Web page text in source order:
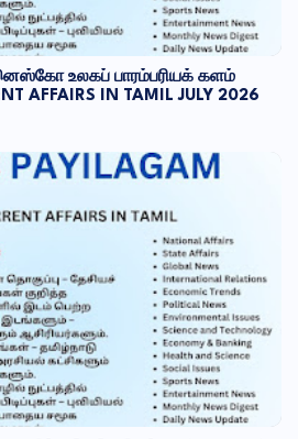
உலகப் பாரம்பரியக் களம்
AFFAIRS IN TAMIL JULY 2026